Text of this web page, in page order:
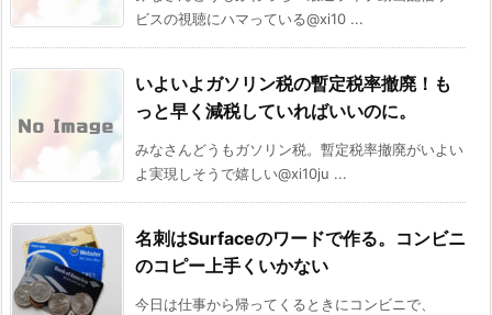
ビスの視聴にハマっている@xi10 ...
いよいよガソリン税の暫定税率撤廃！も
っと早く減税していればいいのに。
みなさんどうもガソリン税。暫定税率撤廃がいよい
よ実現しそうで嬉しい@xi10ju ...
名刺はSurfaceのワードで作る。コンビニ
のコピー上手くいかない
今日は仕事から帰ってくるときにコンビニで、